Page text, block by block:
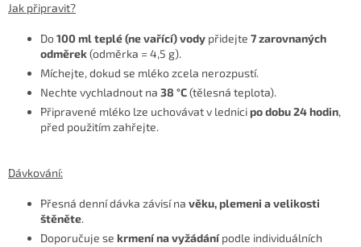
Jak připravit?
Do100 ml teplé (ne vařící) vody přidejte 7 zarovnaných
odměrek(odměrka = 4,5 g).
Míchejte, dokud se mléko zcela nerozpustí.
Nechte vychladnout na 38 °C(tělesná teplota).
Připravené mléko lze uchovávat v lednicipo dobu 24 hodin,
před použitím zahřejte.
Dávkování:
Přesná denní dávka závisí na věku, plemeni a velikosti
štěněte.
Doporučuje se krmení na vyžádánípodle individuálních